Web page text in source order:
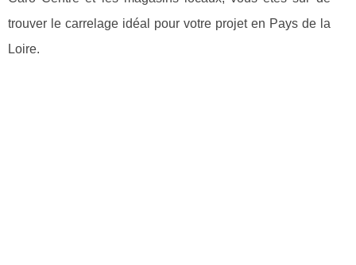
trouver le carrelage idéal pour votre projet en Pays de la
Loire.